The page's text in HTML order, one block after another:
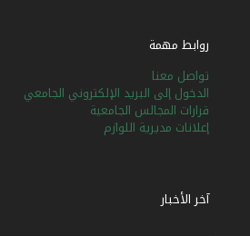
روابط مهمة
تواصل معنا
الدخول إلى البريد الإلكتروني الجامعي
قرارات المجالس الجامعية
إعلانات مديرية اللوازم
آخر الأخبار